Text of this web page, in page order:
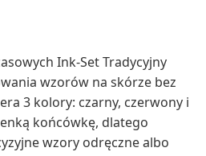
Ink-Set Tradycyjny
wzorów na skórze bez
3 kolory: czarny, czerwony i
końcówkę, dlatego
wzory odręczne albo